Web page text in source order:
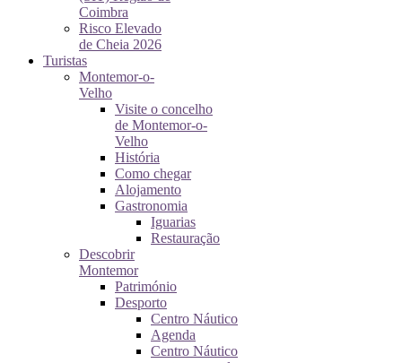
Coimbra
Risco Elevado
de Cheia 2026
Turistas
Montemor-o-
Velho
Visite o concelho
de Montemor-o-
Velho
História
Como chegar
Alojamento
Gastronomia
Iguarias
Restauração
Descobrir
Montemor
Património
Desporto
Centro Náutico
Agenda
Centro Náutico